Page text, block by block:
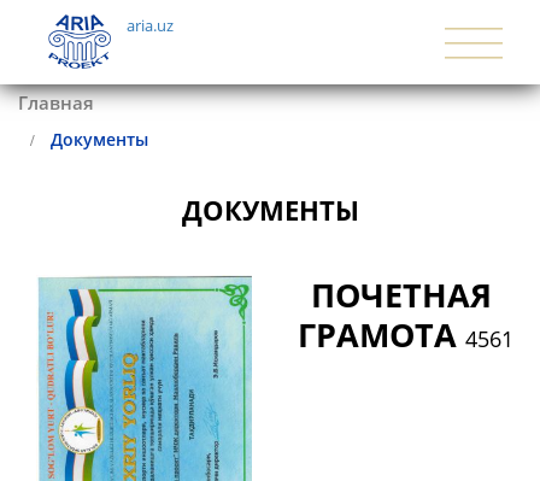
aria.uz
Главная
Документы
ДОКУМЕНТЫ
ПОЧЕТНАЯ
ГРАМОТА 4561